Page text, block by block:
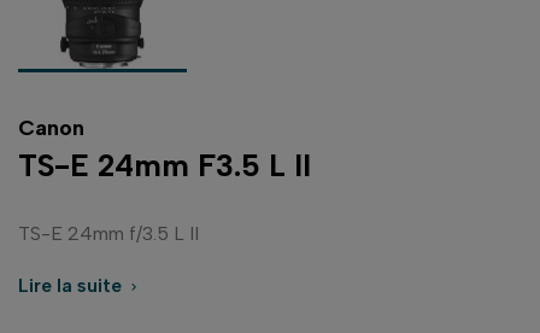
Canon
TS-E 24mm F3.5 L II
TS-E 24mm f/3.5 L II
Lire la suite 